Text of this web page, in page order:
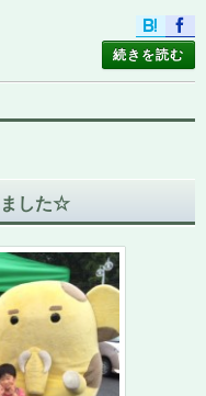
続きを読む
ました☆